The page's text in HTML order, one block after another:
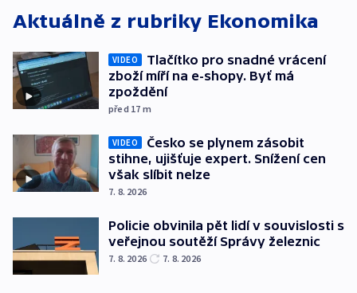
Aktuálně z rubriky Ekonomika
VIDEO
Tlačítko pro snadné vrácení
zboží míří na e-shopy. Byť má
zpoždění
před 17 m
VIDEO
Česko se plynem zásobit
stihne, ujišťuje expert. Snížení cen
však slíbit nelze
7. 8. 2026
Policie obvinila pět lidí v souvislosti s
veřejnou soutěží Správy železnic
7. 8. 2026 7. 8. 2026